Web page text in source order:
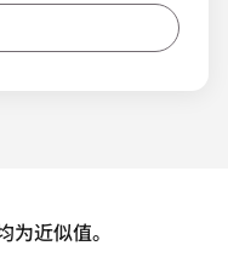
近似值。